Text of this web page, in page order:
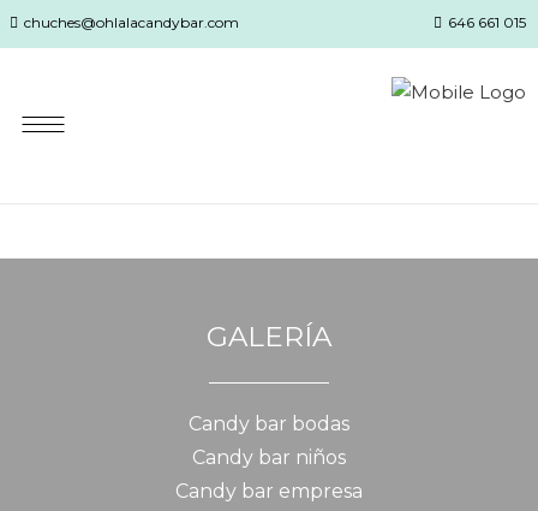
chuches@ohlalacandybar.com 646 661 015
GALERÍA
Candy bar bodas
Candy bar niños
Candy bar empresa